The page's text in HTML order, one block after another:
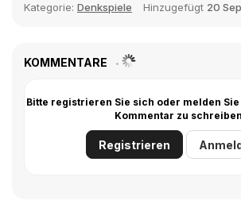
Kategorie: Denkspiele Hinzugefügt 20
KOMMENTARE
Bitte registrieren Sie sich oder melden
Kommentar zu schreiben
Registrieren